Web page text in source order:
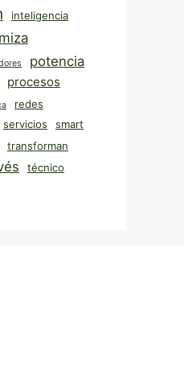
inteligencia
potencia
procesos
redes
servicios smart
transforman
técnico